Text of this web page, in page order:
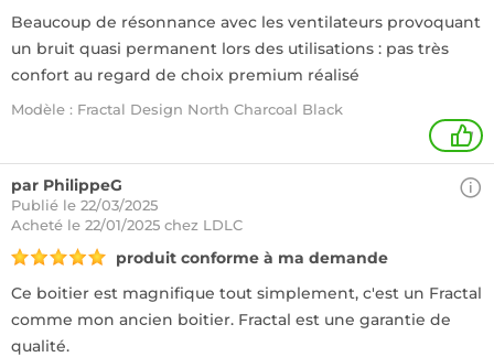
Beaucoup de résonnance avec les ventilateurs provoquant
un bruit quasi permanent lors des utilisations : pas très
confort au regard de choix premium réalisé
Modèle : Fractal Design North Charcoal Black
1
par PhilippeG
Publié le 22/03/2025
Acheté le 22/01/2025 chez LDLC
produit conforme à ma demande
Ce boitier est magnifique tout simplement, c'est un Fractal
comme mon ancien boitier. Fractal est une garantie de
qualité.